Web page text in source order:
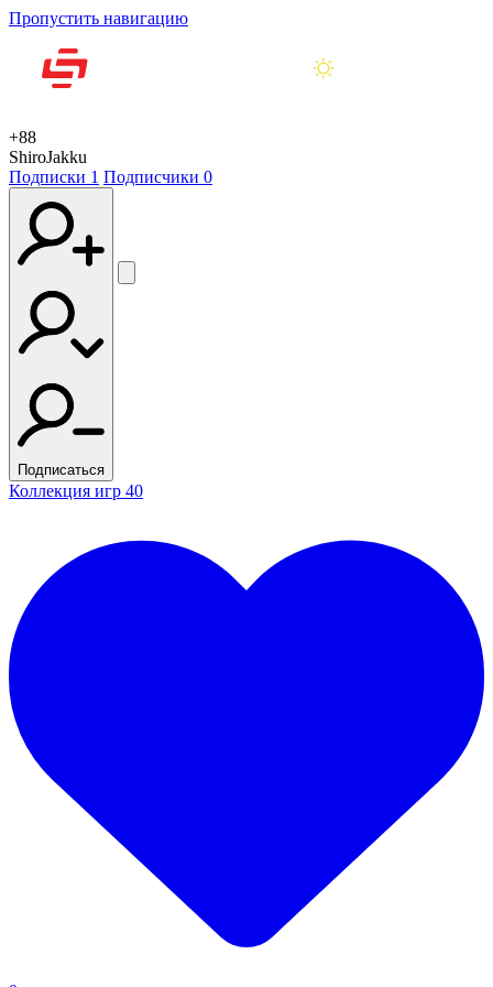
Пропустить навигацию
+88
ShiroJakku
Подписки 1 Подписчики 0
Подписаться
Коллекция игр 40